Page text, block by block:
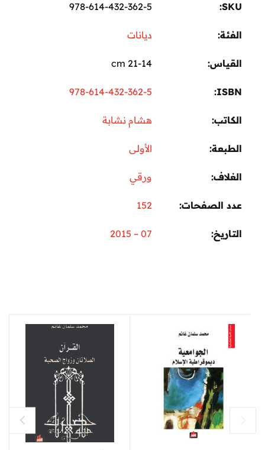
SKU:
978-614-432-362-5
الفئة: ديانات
القياس 21-14 cm
ISBN
978-614-432-362-5
الكاتب هشام نشابة
الطبعة الأولى
الغلاف ورقي
عدد الصفحات 152
التاريخ 07 – 2015